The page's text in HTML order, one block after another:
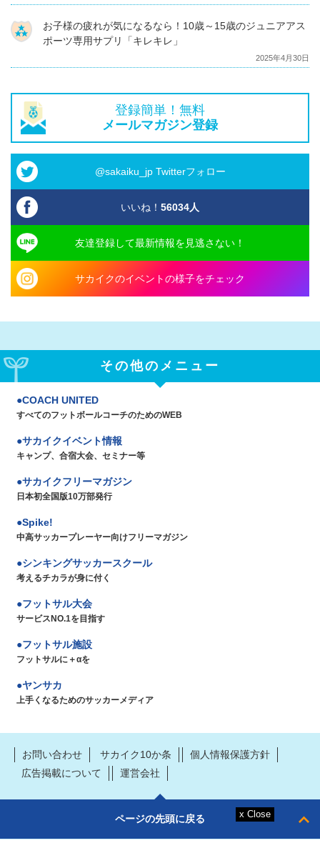
お子様の疲れが気になるなら！10歳～15歳のジュニアアス
ポーツ専用サプリ「キレキレ」
2025年4月30日
登録簡単！無料
メールマガジン登録
@sakaiku_jp Twitterフォロー
いいね！ 56034人
友達登録して最新情報を見逃さない！
サカイクのイベントの様子をチェック
その他のメニュー
COACH UNITED
すべてのフットボールコーチのためのWEB
サカイクイベント情報
キャンプ、合宿大会、セミナー等
サカイクフリーマガジン
日本初全国版10万部発行
Spike!
中高サッカープレーヤー向けフリーマガジン
シンキングサッカースクール
考えるチカラが身に付く
フットサル大会
サービスNO.1を目指す
フットサル施設
フットサルに＋αを
ヤンサカ
上手くなるためのサッカーメディア
お問い合わせ サカイク10か条
個人情報保護方針
広告掲載について
運営会社
ページの先頭に戻る